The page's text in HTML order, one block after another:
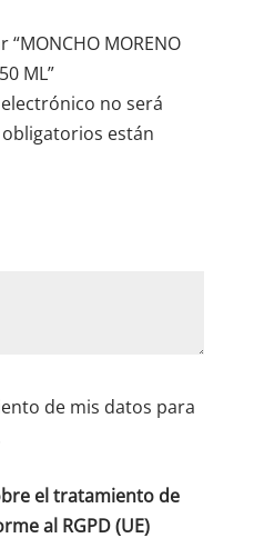
e
MORENO
ML”
no será
están
de mis datos para
el tratamiento de
al RGPD (UE)